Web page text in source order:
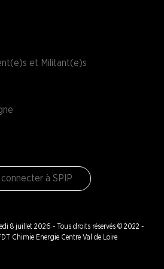
LSI Gidy
et Militant(e)s
à SPIP
8 juillet 2026 - Tous droits réservés © 2022 -
Chimie Energie Centre Val de Loire